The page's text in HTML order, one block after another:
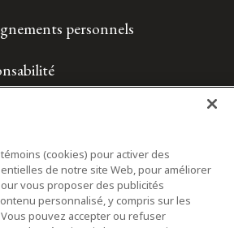
personnels
de services
(cookies) pour activer des
de notre site Web, pour améliorer
vous proposer des publicités
personnalisé, y compris sur les
pouvez accepter ou refuser